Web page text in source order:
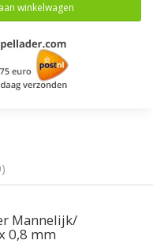
winkelwagen
Mannelijk/
0,8 mm